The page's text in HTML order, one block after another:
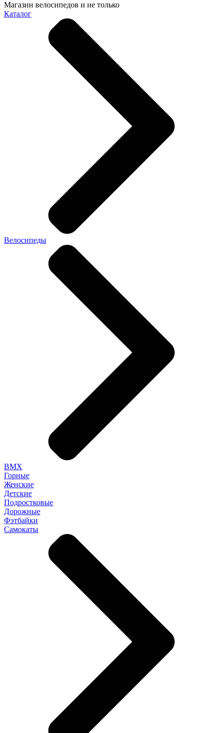
Магазин велосипедов и не только
Каталог
Велосипеды
BMX
Горные
Женские
Детские
Подростковые
Дорожные
Фэтбайки
Самокаты